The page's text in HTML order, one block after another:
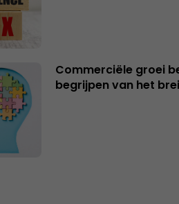
Commerciële groei
begrijpen van het